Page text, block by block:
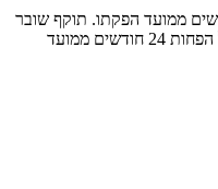
כספי הינו לכל הפחות 60 חודשים ממועד הפקתו. תוקף שובר
לרכישת מוצר או שירות מסויים יהיה לכל הפחות 24 חודשים ממועד